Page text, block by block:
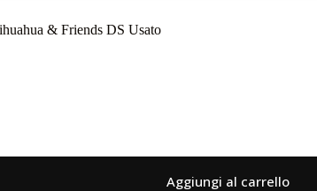
& Friends DS Usato
Aggiungi al carrello